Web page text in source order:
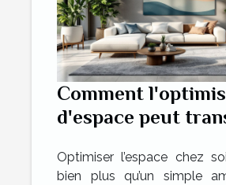
Comment
d'espace peut
Optimiser l’espace chez
bien plus qu’un simple